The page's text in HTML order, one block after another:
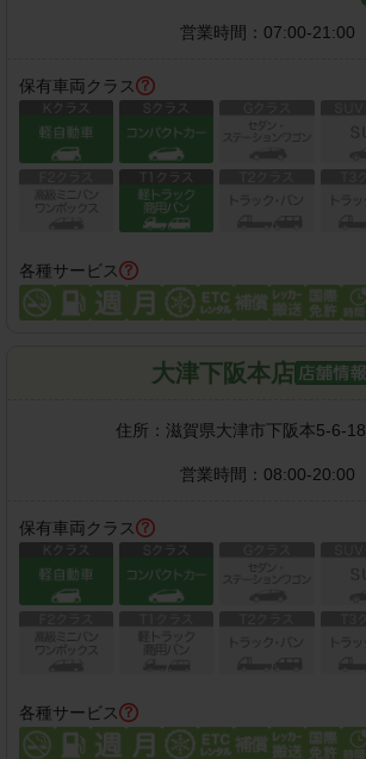
営業時間： 07:00-21:00
保有車両クラス
各種サービス
大津下阪本店
住所： 滋賀県大津市下阪本5-6-18
営業時間： 08:00-20:00
保有車両クラス
各種サービス